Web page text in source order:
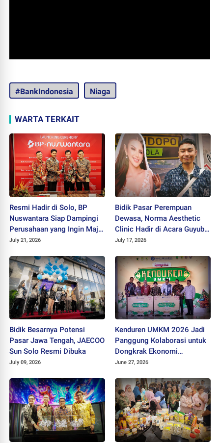
#BankIndonesia Niaga
WARTA TERKAIT
Resmi Hadir di Solo, BP
Nuswantara Siap Dampingi
Perusahaan yang Ingin Maju
dan Berkembang
July 21, 2026
Bidik Pasar Perempuan
Dewasa, Norma Aesthetic
Clinic Hadir di Acara Guyub
Rukun Ladies
July 17, 2026
Bidik Besarnya Potensi
Pasar Jawa Tengah, JAECOO
Sun Solo Resmi Dibuka
July 09, 2026
Kenduren UMKM 2026 Jadi
Panggung Kolaborasi untuk
Dongkrak Ekonomi
Kerakyatan
June 27, 2026